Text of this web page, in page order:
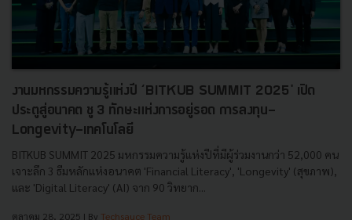
งานมหกรรมความรู้แห่งปี ‘BITKUB SUMMIT 2025' เปิด
ประตูสู่อนาคต ชู 3 ทักษะแห่งการอยู่รอด การลงทุน-
Longevity-เทคโนโลยี
BITKUB SUMMIT 2025 มหกรรมความรู้แห่งปีที่มีผู้ร่วมงานกว่า 52,000 คน
เจาะลึก 3 ธีมหลักแห่งอนาคต 'Financial Literacy', 'Longevity' (สุขภาพ),
และ 'Digital Literacy' (AI) จาก 90 วิทยาก...
ตุลาคม 28, 2025 | By Techsauce Team